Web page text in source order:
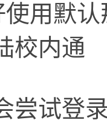
使用默
校内通
尝试登